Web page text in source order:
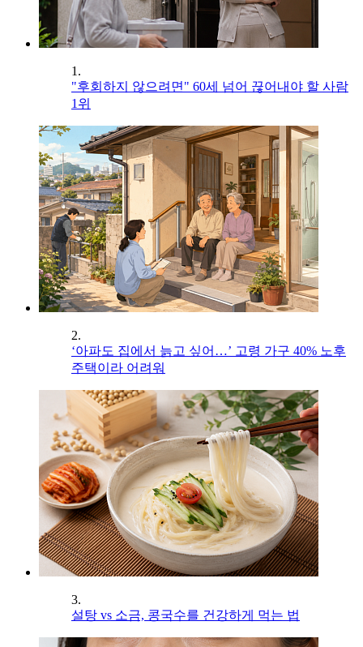
1.
"후회하지 않으려면" 60세 넘어 끊어내야 할 사람
1위
2.
‘아파도 집에서 늙고 싶어…’ 고령 가구 40% 노후
주택이라 어려워
3.
설탕 vs 소금, 콩국수를 건강하게 먹는 법